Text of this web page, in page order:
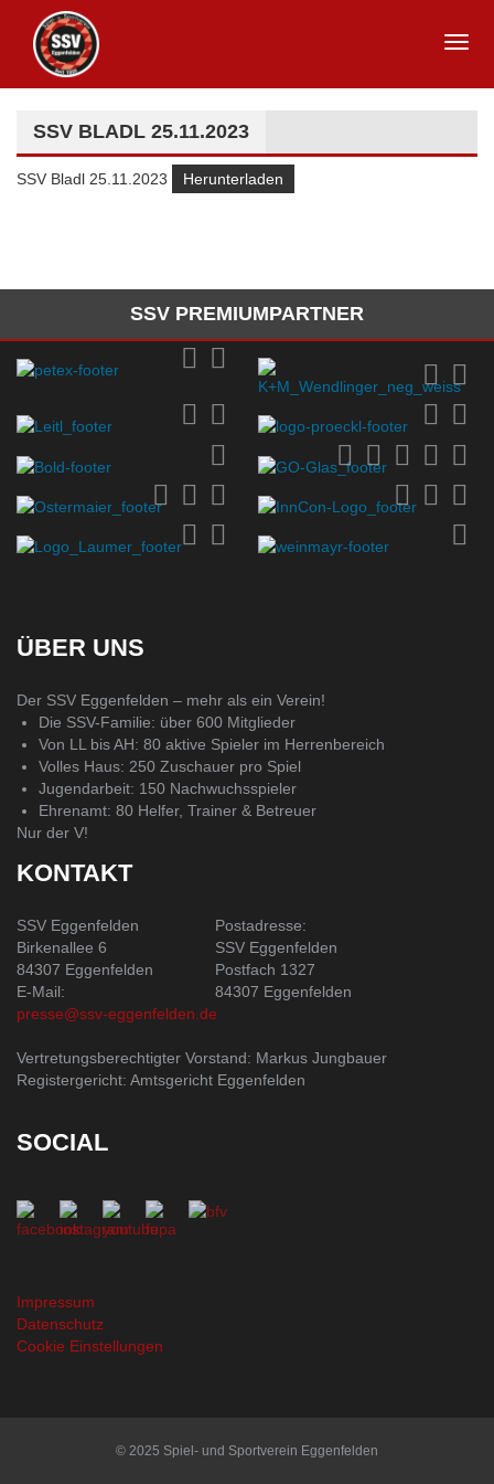
SSV BLADL 25.11.2023
SSV Bladl 25.11.2023 Herunterladen
SSV PREMIUMPARTNER
ÜBER UNS
Der SSV Eggenfelden – mehr als ein Verein!
Die SSV-Familie: über 600 Mitglieder
Von LL bis AH: 80 aktive Spieler im Herrenbereich
Volles Haus: 250 Zuschauer pro Spiel
Jugendarbeit: 150 Nachwuchsspieler
Ehrenamt: 80 Helfer, Trainer & Betreuer
Nur der V!
KONTAKT
SSV Eggenfelden
Birkenallee 6
84307 Eggenfelden
E-Mail:
presse@ssv-eggenfelden.de
Postadresse:
SSV Eggenfelden
Postfach 1327
84307 Eggenfelden
Vertretungsberechtigter Vorstand: Markus Jungbauer
Registergericht: Amtsgericht Eggenfelden
SOCIAL
Impressum
Datenschutz
Cookie Einstellungen
© 2025 Spiel- und Sportverein Eggenfelden